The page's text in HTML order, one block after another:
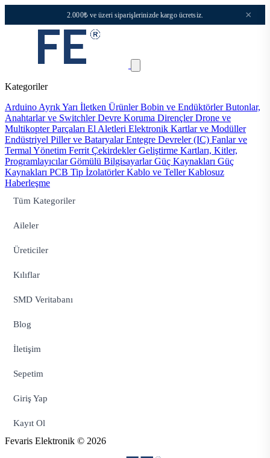
2.000₺ ve üzeri siparişlerinizde kargo ücretsiz. ×
Kategoriler
Arduino Ayrık Yarı İletken ÜrünlerBobin ve EndüktörlerButonlar,
Anahtarlar ve SwitchlerDevre Koruma DirençlerDrone ve
Multikopter Parçaları El Aletleri Elektronik Kartlar ve Modüller
Endüstriyel Piller ve BataryalarEntegre Devreler (IC) Fanlar ve
Termal Yönetim Ferrit ÇekirdeklerGeliştirme Kartları, Kitler,
ProgramlayıcılarGömülü BilgisayarlarGüç Kaynakları Güç
Kaynakları PCB Tip İzolatörlerKablo ve TellerKablosuz
Haberleşme
Tüm Kategoriler
Aileler
Üreticiler
Kılıflar
SMD Veritabanı
Blog
İletişim
Sepetim
Giriş Yap
Kayıt Ol
Fevaris Elektronik © 2026